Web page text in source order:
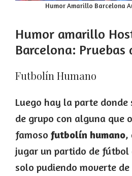
Humor Amarillo Barcelona
Humor amarillo
Barcelona: Pruebas
Futbolín Humano
Luego hay la parte donde
de grupo con alguna que
famoso futbolín humano,
jugar un partido de
solo pudiendo moverte